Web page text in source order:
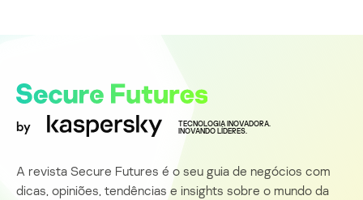
by
TECNOLOGIA INOVADORA.
INOVANDO LÍDERES.
A revista Secure Futures é o seu guia de negócios com
dicas, opiniões, tendências e insights sobre o mundo da